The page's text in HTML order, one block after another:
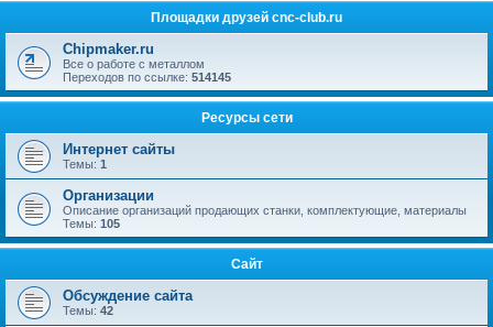
Площадки друзей cnc-club.ru
Chipmaker.ru
Все о работе с металлом
Переходов по ссылке: 514145
Ресурсы сети
Интернет сайты
Темы: 1
Организации
Описание организаций продающих станки, комплектующие, материалы
Темы: 105
Сайт
Обсуждение сайта
Темы: 42